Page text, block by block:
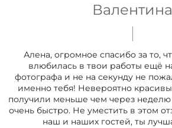
Валентина
Алена, огромное спасибо за то,
влюбилась в твои работы ещё
фотографа и не на секунду не
именно тебя! Невероятно
получили меньше чем через неделю
очень быстро. Не уместить в этом
наш и наших гостей, ты